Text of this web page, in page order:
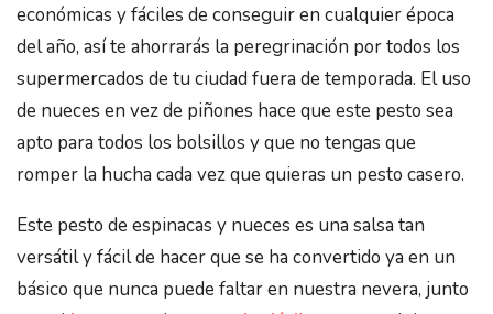
económicas y fáciles de conseguir en cualquier época
del año, así te ahorrarás la peregrinación por todos los
supermercados de tu ciudad fuera de temporada. El uso
de nueces en vez de piñones hace que este pesto sea
apto para todos los bolsillos y que no tengas que
romper la hucha cada vez que quieras un pesto casero.
Este pesto de espinacas y nueces es una salsa tan
versátil y fácil de hacer que se ha convertido ya en un
básico que nunca puede faltar en nuestra nevera, junto